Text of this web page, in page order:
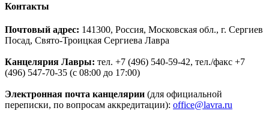
Контакты
Почтовый адрес: 141300, Россия, Московская обл., г. Сергиев
Посад, Свято-Троицкая Сергиева Лавра
Канцелярия Лавры: тел. +7 (496) 540-59-42, тел./факс +7
(496) 547-70-35 (с 08:00 до 17:00)
Электронная почта канцелярии (для официальной
переписки, по вопросам аккредитации): office@lavra.ru